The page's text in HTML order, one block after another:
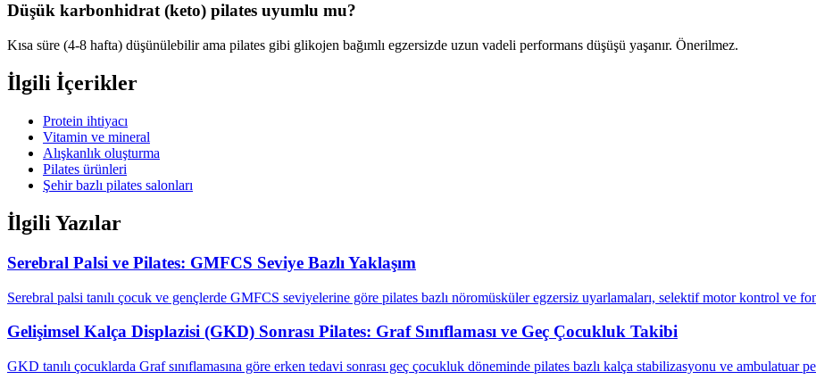
Düşük karbonhidrat (keto) pilates uyumlu mu?
Kısa süre (4-8 hafta) düşünülebilir ama pilates gibi glikojen bağımlı egzersizde uzun vadeli performans düşüşü yaşanır. Önerilmez.
İlgili İçerikler
Protein ihtiyacı
Vitamin ve mineral
Alışkanlık oluşturma
Pilates ürünleri
Şehir bazlı pilates salonları
İlgili Yazılar
Serebral Palsi ve Pilates: GMFCS Seviye Bazlı Yaklaşım
Serebral palsi tanılı çocuk ve gençlerde GMFCS seviyelerine göre pilates bazlı nöromüsküler egzersiz uyarlamaları, selektif motor kontrol ve
Gelişimsel Kalça Displazisi (GKD) Sonrası Pilates: Graf Sınıflaması ve Geç Çocukluk Takibi
GKD tanılı çocuklarda Graf sınıflamasına göre erken tedavi sonrası geç çocukluk döneminde pilates bazlı kalça stabilizasyonu ve ambulatuar